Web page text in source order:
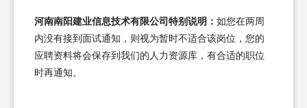
河南南阳建业信息技术有限公司特别说明： 如您在两周
内没有接到面试通知，则视为暂时不适合该岗位，您的
应聘资料将会保存到我们的人力资源库，有合适的职位
时再通知。